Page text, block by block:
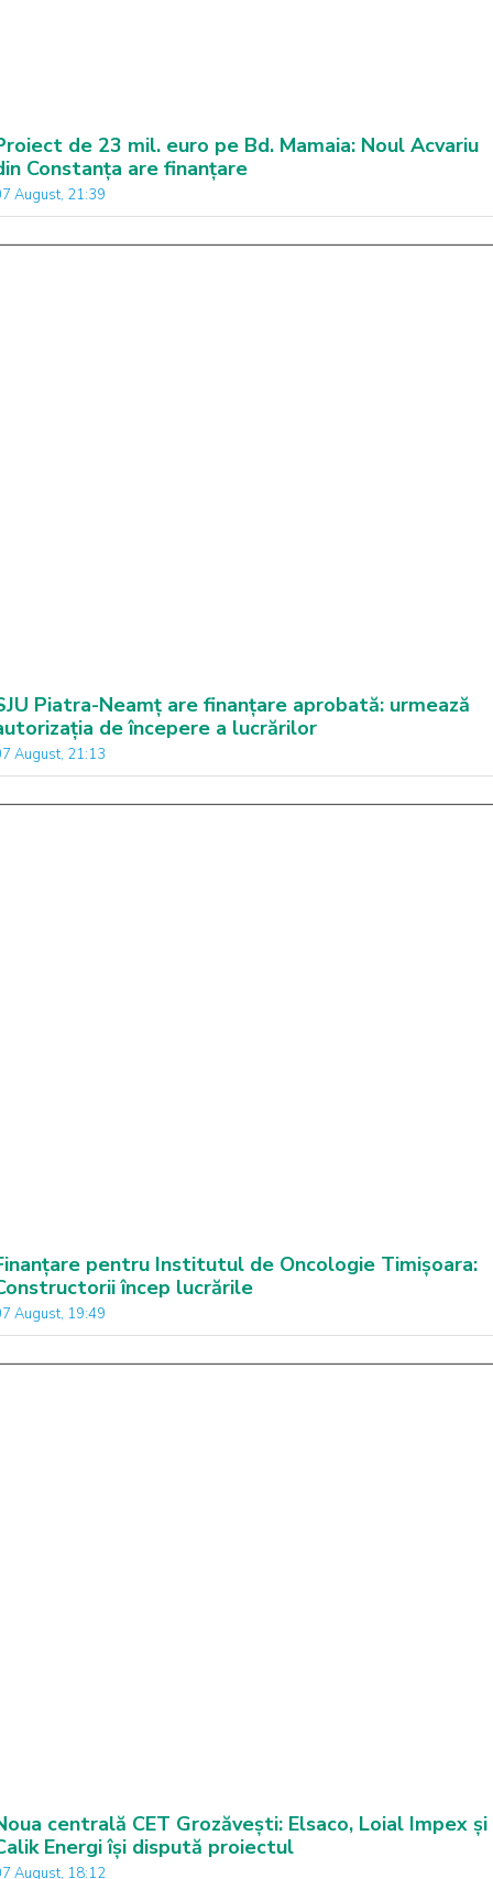
de 23 mil. euro pe Bd. Mamaia: Noul Acvariu
Constanța are finanțare
August, 21:39
Piatra-Neamț are finanțare aprobată: urmează
de începere a lucrărilor
August, 21:13
pentru Institutul de Oncologie Timișoara:
încep lucrările
August, 19:49
centrală CET Grozăvești: Elsaco, Loial Impex și
Energi își dispută proiectul
August, 18:12